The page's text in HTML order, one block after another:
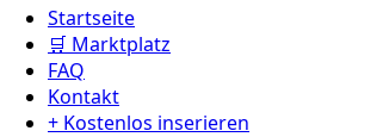
Startseite
🛒 Marktplatz
FAQ
Kontakt
+ Kostenlos inserieren